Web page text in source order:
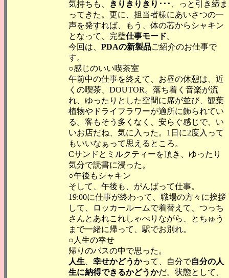
気持ちも、
きりきりきり･･･
、っと引き締ま
ってきた。更に、担当者様にあいさつの一
声を発すれば、もう、体の芯からシャキン
となって、完璧仕事モード。
今回は、 PDAの新製品ご紹介のお仕事で
す。
○感じのいい喫茶室
午前中の仕事を終えて、お昼の休憩は、近
くの喫茶、DOUTOR。落ち着く音楽が流
れ、ゆったりとした空間に席が並び、観葉
植物やドライフラワーが適所に飾られてい
る。客もそう多くなく、安らぐ感じで、い
いお店だね、気に入った。1日に2度入って
もいいなぁって思えるところ。
Cサンドとミルクティーを頂き、ゆったり
気分で読書に浸った。
○午後もシャキン
そして、午後も、がんばって仕事。
19:00に仕事が終わって、職場の方々に挨拶
して、ロッカールームで着替えて、つっち
さんとあれこれしゃべりながら、とちゅう
まで一緒に帰って、駅でお別れ。
○人生の幸せ
帰りのバスの中で思った。
人生
幸せかどうかって、自分で自分の人
生に納得できるかどうかだ。状態として、